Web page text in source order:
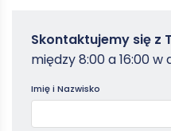
Zamowterminal
Poradniki
Skontaktujemy się z
między 8:00 a 16:00
Imię i Nazwisko